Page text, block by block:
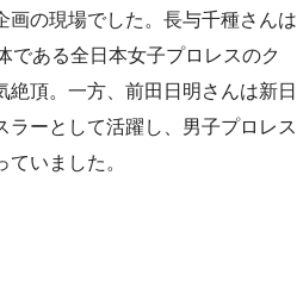
画の現場でした。長与千種さんは
である全日本女子プロレスのク
絶頂。一方、前田日明さんは新日
ラーとして活躍し、男子プロレス
いました。